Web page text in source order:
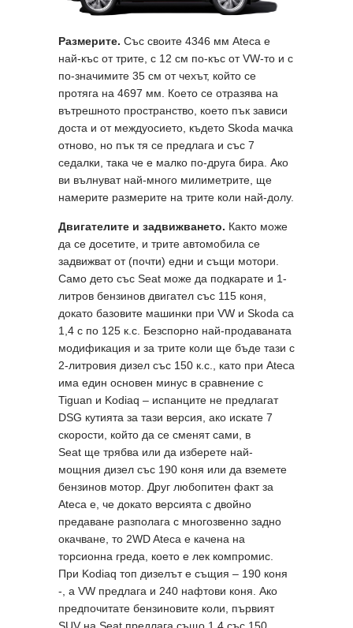
Размерите. Със своите 4346 мм Ateca е
най-къс от трите, с 12 см по-къс от VW-то и с
по-значимите 35 см от чехът, който се
протяга на 4697 мм. Което се отразява на
вътрешното пространство, което пък зависи
доста и от междуосието, където Skoda мачка
отново, но пък тя се предлага и със 7
седалки, така че е малко по-друга бира. Ако
ви вълнуват най-много милиметрите, ще
намерите размерите на трите коли най-долу.
Двигателите и задвижването. Както може
да се досетите, и трите автомобила се
задвижват от (почти) едни и същи мотори.
Само дето със Seat може да подкарате и 1-
литров бензинов двигател със 115 коня,
докато базовите машинки при VW и Skoda са
1,4 с по 125 к.с. Безспорно най-продаваната
модификация и за трите коли ще бъде тази с
2-литровия дизел със 150 к.с., като при Ateca
има един основен минус в сравнение с
Tiguan и Kodiaq – испанците не предлагат
DSG кутията за тази версия, ако искате 7
скорости, който да се сменят сами, в
Seat ще трябва или да изберете най-
мощния дизел със 190 коня или да вземете
бензинов мотор. Друг любопитен факт за
Ateca e, че докато версията с двойно
предаване разполага с многозвенно задно
окачване, то 2WD Ateca е качена на
торсионна греда, което е лек компромис.
При Kodiaq топ дизелът е същия – 190 коня
-, а VW предлага и 240 нафтови коня. Ако
предпочитате бензиновите коли, първият